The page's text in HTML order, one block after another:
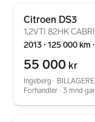
Citroen DS3
2013 ∙ 125 000 km
55 000 kr
Ingeberg ∙
Forhandler ∙ 3 mnd